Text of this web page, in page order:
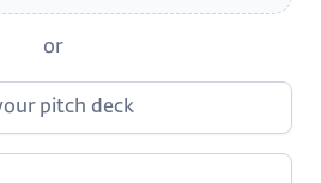
or